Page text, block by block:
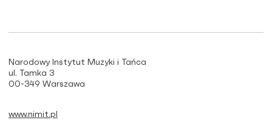
Narodowy Instytut Muzyki i Tańca
ul. Tamka 3
00-349 Warszawa
www.nimit.pl